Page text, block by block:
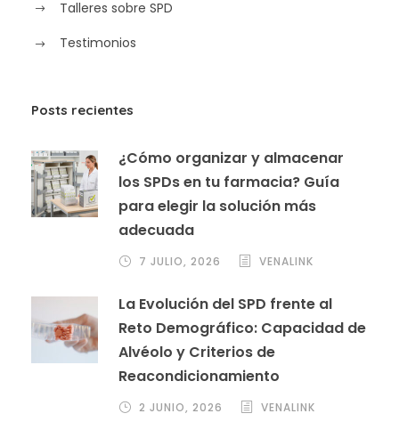
Talleres sobre SPD
Testimonios
Posts recientes
¿Cómo organizar y almacenar
los SPDs en tu farmacia? Guía
para elegir la solución más
adecuada
7 JULIO, 2026 VENALINK
La Evolución del SPD frente al
Reto Demográfico: Capacidad de
Alvéolo y Criterios de
Reacondicionamiento
2 JUNIO, 2026 VENALINK